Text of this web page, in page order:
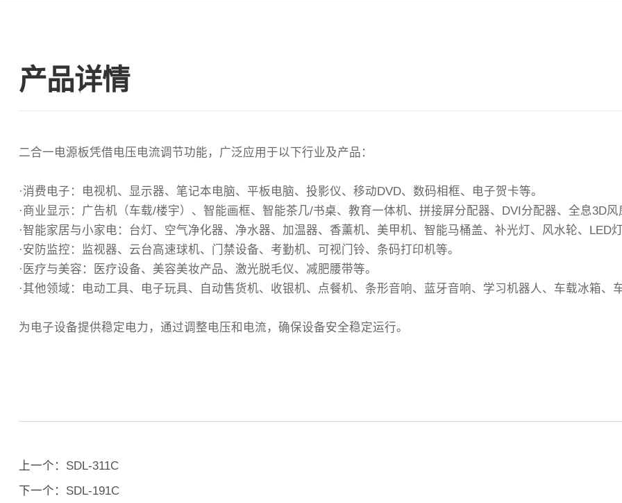
产品详情
二合一电源板凭借电压电流调节功能，广泛应用于以下行业及产品：
·消费电子‌：电视机、显示器、笔记本电脑、平板电脑、投影仪、移动DVD、数码相框、电子贺卡等。
·商业显示‌：广告机（车载/楼宇）、智能画框、智能茶几/书桌、教育一体机、拼接屏分配器、DVI分配器、全息3D风
·智能家居与小家电‌：台灯、空气净化器、净水器、加温器、香薰机、美甲机、智能马桶盖、补光灯、风水轮、LED
‌·安防监控‌：监视器、云台高速球机、门禁设备、考勤机、可视门铃、条码打印机等。
·医疗与美容‌：医疗设备、美容美妆产品、激光脱毛仪、减肥腰带等。
‌·其他领域‌：电动工具、电子玩具、自动售货机、收银机、点餐机、条形音响、蓝牙音响、学习机器人、车载冰箱、
为电子设备提供稳定电力，通过调整电压和电流，确保设备安全稳定运行。
上一个： SDL-311C
下一个： SDL-191C